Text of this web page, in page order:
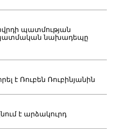
պատմության
նախադեպը
է Ռուբեն Ռուբինյանին
է արձակուրդ